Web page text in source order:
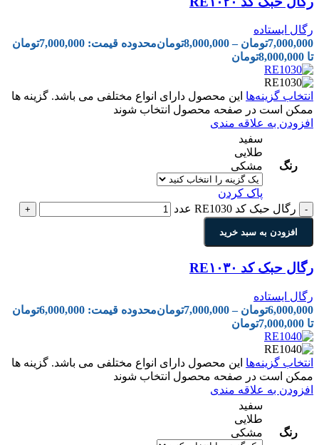
رگال ایستاده
7,000,000تومان –
8,000,000تومان
محدوده قیمت: 7,000,000تومان
تا 8,000,000تومان
انتخاب گزینه‌ها این محصول دارای انواع مختلفی می باشد. گزینه ها
ممکن است در صفحه محصول انتخاب شوند
افزودن به علاقه مندی
رنگ
سفید
طلایی
مشکی
پاک کردن
- رگال حبک کد RE1030 عدد +
افزودن به سبد خرید
رگال حبک کد RE۱۰۳۰
رگال ایستاده
6,000,000تومان –
7,000,000تومان
محدوده قیمت: 6,000,000تومان
تا 7,000,000تومان
انتخاب گزینه‌ها این محصول دارای انواع مختلفی می باشد. گزینه ها
ممکن است در صفحه محصول انتخاب شوند
افزودن به علاقه مندی
رنگ
سفید
طلایی
مشکی